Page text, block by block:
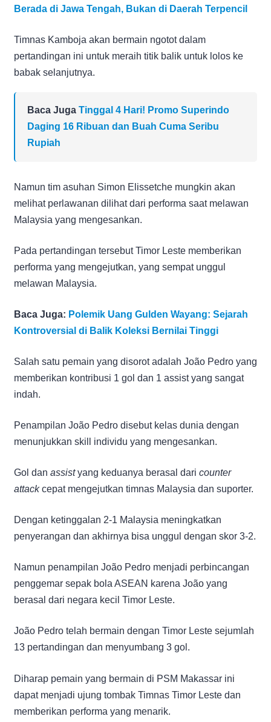
Berada di Jawa Tengah, Bukan di Daerah Terpencil
Timnas Kamboja akan bermain ngotot dalam
pertandingan ini untuk meraih titik balik untuk lolos ke
babak selanjutnya.
Baca Juga Tinggal 4 Hari! Promo Superindo
Daging 16 Ribuan dan Buah Cuma Seribu
Rupiah
Namun tim asuhan Simon Elissetche mungkin akan
melihat perlawanan dilihat dari performa saat melawan
Malaysia yang mengesankan.
Pada pertandingan tersebut Timor Leste memberikan
performa yang mengejutkan, yang sempat unggul
melawan Malaysia.
Baca Juga: Polemik Uang Gulden Wayang: Sejarah
Kontroversial di Balik Koleksi Bernilai Tinggi
Salah satu pemain yang disorot adalah João Pedro yang
memberikan kontribusi 1 gol dan 1 assist yang sangat
indah.
Penampilan João Pedro disebut kelas dunia dengan
menunjukkan skill individu yang mengesankan.
Gol dan assistyang keduanya berasal dari counter
attackcepat mengejutkan timnas Malaysia dan suporter.
Dengan ketinggalan 2-1 Malaysia meningkatkan
penyerangan dan akhirnya bisa unggul dengan skor 3-2.
Namun penampilan João Pedro menjadi perbincangan
penggemar sepak bola ASEAN karena João yang
berasal dari negara kecil Timor Leste.
João Pedro telah bermain dengan Timor Leste sejumlah
13 pertandingan dan menyumbang 3 gol.
Diharap pemain yang bermain di PSM Makassar ini
dapat menjadi ujung tombak Timnas Timor Leste dan
memberikan performa yang menarik.